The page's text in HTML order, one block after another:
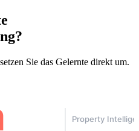
Sie das Gelernte direkt um.